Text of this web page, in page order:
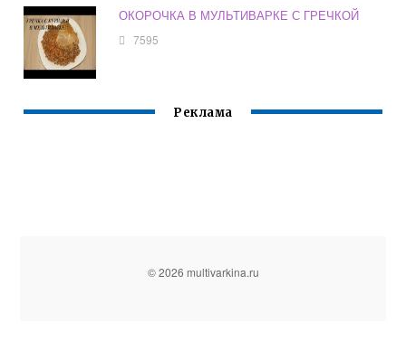
ОКОРОЧКА В МУЛЬТИВАРКЕ С ГРЕЧКОЙ
7595
Реклама
© 2026 multivarkina.ru